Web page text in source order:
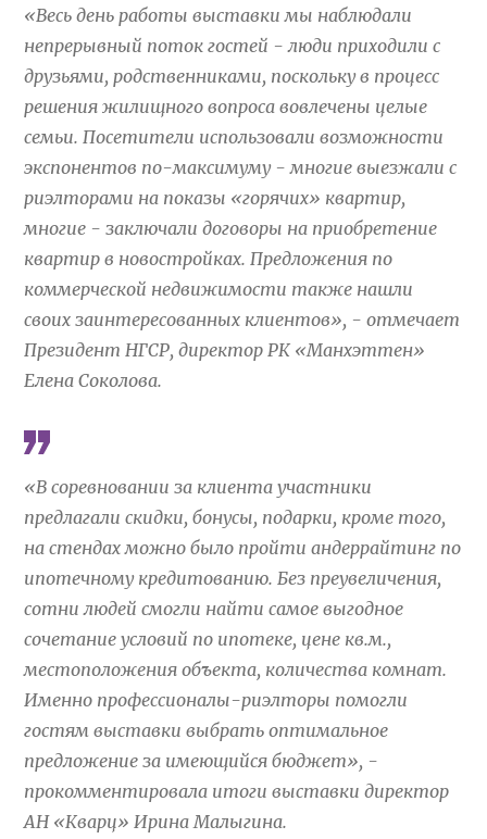
«Весь день работы выставки мы наблюдали
непрерывный поток гостей - люди приходили с
друзьями, родственниками, поскольку в процесс
решения жилищного вопроса вовлечены целые
семьи. Посетители использовали возможности
экспонентов по-максимуму - многие выезжали с
риэлторами на показы «горячих» квартир,
многие - заключали договоры на приобретение
квартир в новостройках. Предложения по
коммерческой недвижимости также нашли
своих заинтересованных клиентов», - отмечает
Президент НГСР, директор РК «Манхэттен»
Елена Соколова.
«В соревновании за клиента участники
предлагали скидки, бонусы, подарки, кроме того,
на стендах можно было пройти андеррайтинг по
ипотечному кредитованию. Без преувеличения,
сотни людей смогли найти самое выгодное
сочетание условий по ипотеке, цене кв.м.,
местоположения объекта, количества комнат.
Именно профессионалы-риэлторы помогли
гостям выставки выбрать оптимальное
предложение за имеющийся бюджет», -
прокомментировала итоги выставки директор
АН «Кварц» Ирина Малыгина.